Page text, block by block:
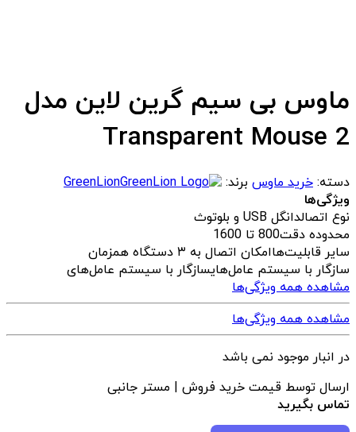
ماوس بی سیم گرین لاین مدل
Transparent Mouse 2
دسته: خرید ماوس برند:
GreenLion
ویژگی‌ها
نوع اتصالدانگل USB و بلوتوث
محدوده دقت800 تا 1600
سایر قابلیت‌هاامکان اتصال به ۳ دستگاه همزمان
سازگار با سیستم‌ عامل‌هایسازگار با سیستم‌ عامل‌های
مشاهده همه ویژگی‌ها
مشاهده همه ویژگی‌ها
در انبار موجود نمی باشد
ارسال توسط قیمت خرید فروش | مستر جانبی
تماس بگیرید